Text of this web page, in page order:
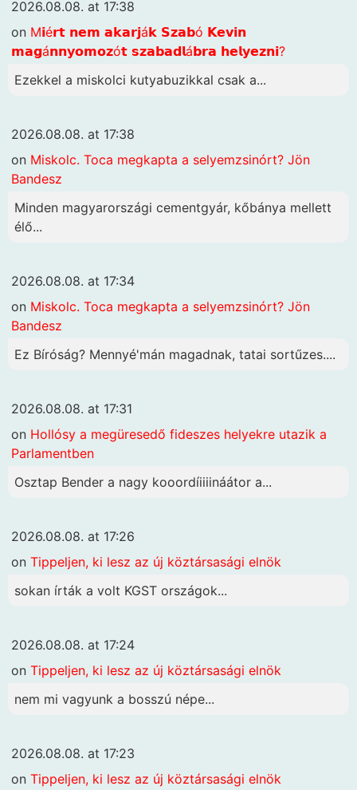
2026.08.08. at 17:38
on M𝗶é𝗿𝘁 𝗻𝗲𝗺 𝗮𝗸𝗮𝗿𝗷á𝗸 𝗦𝘇𝗮𝗯ó 𝗞𝗲𝘃𝗶𝗻
𝗺𝗮𝗴á𝗻𝗻𝘆𝗼𝗺𝗼𝘇ó𝘁 𝘀𝘇𝗮𝗯𝗮𝗱𝗹á𝗯𝗿𝗮 𝗵𝗲𝗹𝘆𝗲𝘇𝗻𝗶?
Ezekkel a miskolci kutyabuzikkal csak a...
2026.08.08. at 17:38
on Miskolc. Toca megkapta a selyemzsinórt? Jön
Bandesz
Minden magyarországi cementgyár, kőbánya mellett
élő...
2026.08.08. at 17:34
on Miskolc. Toca megkapta a selyemzsinórt? Jön
Bandesz
Ez Bíróság? Mennyé'mán magadnak, tatai sortűzes....
2026.08.08. at 17:31
on Hollósy a megüresedő fideszes helyekre utazik a
Parlamentben
Osztap Bender a nagy kooordíiiiináátor a...
2026.08.08. at 17:26
on Tippeljen, ki lesz az új köztársasági elnök
sokan írták a volt KGST országok...
2026.08.08. at 17:24
on Tippeljen, ki lesz az új köztársasági elnök
nem mi vagyunk a bosszú népe...
2026.08.08. at 17:23
on Tippeljen, ki lesz az új köztársasági elnök